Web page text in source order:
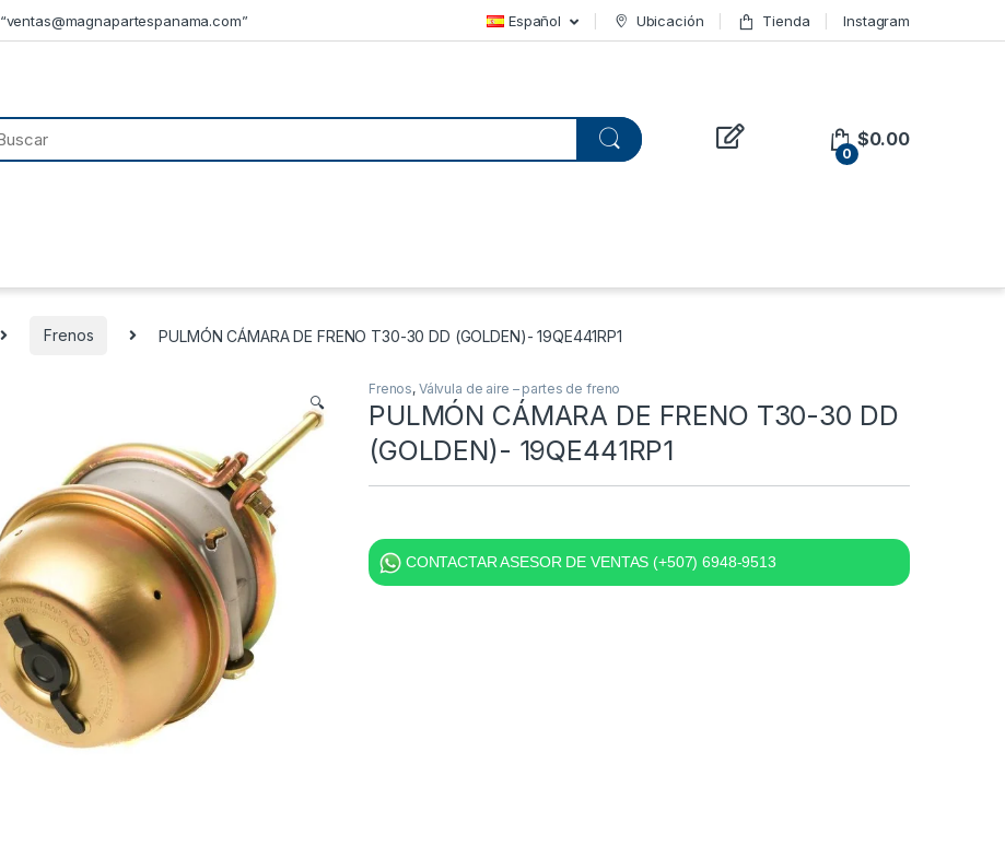
“ventas@magnapartespanama.com” Español Ubicación Tienda Instagram
0
$0.00
Frenos PULMÓN CÁMARA DE FRENO T30-30 DD (GOLDEN)- 19QE441RP1
🔍
Frenos, Válvula de aire – partes de freno
PULMÓN CÁMARA DE FRENO T30-30 DD
(GOLDEN)- 19QE441RP1
CONTACTAR ASESOR DE VENTAS (+507) 6948-9513